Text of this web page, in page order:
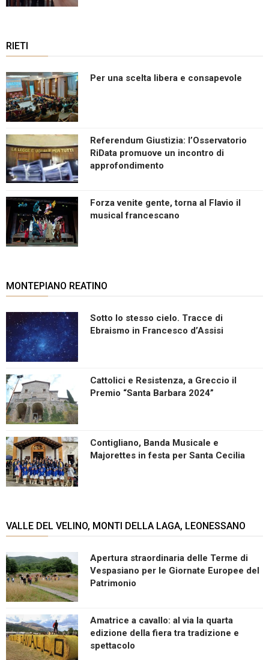
RIETI
Per una scelta libera e consapevole
Referendum Giustizia: l’Osservatorio
RiData promuove un incontro di
approfondimento
Forza venite gente, torna al Flavio il
musical francescano
MONTEPIANO REATINO
Sotto lo stesso cielo. Tracce di
Ebraismo in Francesco d’Assisi
Cattolici e Resistenza, a Greccio il
Premio “Santa Barbara 2024”
Contigliano, Banda Musicale e
Majorettes in festa per Santa Cecilia
VALLE DEL VELINO, MONTI DELLA LAGA, LEONESSANO
Apertura straordinaria delle Terme di
Vespasiano per le Giornate Europee del
Patrimonio
Amatrice a cavallo: al via la quarta
edizione della fiera tra tradizione e
spettacolo